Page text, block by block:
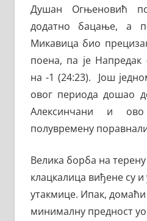
Душан Огњеновић
додатно бацање, а
Микавица био
поена, па је Напредак
на -1 (24:23). Још
овог периода дошао
Алексинчани и
полувремену
Велика борба на терену
клацкалица виђене су и
утакмице. Ипак, домаћи
минималну предност